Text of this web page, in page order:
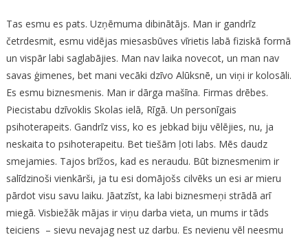
Tas esmu es pats. Uzņēmuma dibinātājs. Man ir gandrīz
četrdesmit, esmu vidējas miesasbūves vīrietis labā fiziskā formā
un vispār labi saglabājies. Man nav laika novecot, un man nav
savas ģimenes, bet mani vecāki dzīvo Alūksnē, un viņi ir kolosāli.
Es esmu biznesmenis. Man ir dārga mašīna. Firmas drēbes.
Piecistabu dzīvoklis Skolas ielā, Rīgā. Un personīgais
psihoterapeits. Gandrīz viss, ko es jebkad biju vēlējies, nu, ja
neskaita to psihoterapeitu. Bet tiešām ļoti labs. Mēs daudz
smejamies. Tajos brīžos, kad es neraudu. Būt biznesmenim ir
salīdzinoši vienkārši, ja tu esi domājošs cilvēks un esi ar mieru
pārdot visu savu laiku. Jāatzīst, ka labi biznesmeņi strādā arī
miegā. Visbiežāk mājas ir viņu darba vieta, un mums ir tāds
teiciens – sievu nevajag nest uz darbu. Es nevienu vēl neesmu